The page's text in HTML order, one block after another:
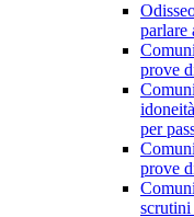
parlare
prove
per
prove
scrutini